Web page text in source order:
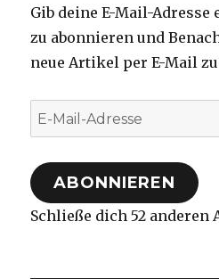
Gib deine E-Mail-Adresse
zu abonnieren und
neue Artikel per E-Mail
E-
Mail-
Adresse
ABONNIEREN
Schließe dich 52 anderen